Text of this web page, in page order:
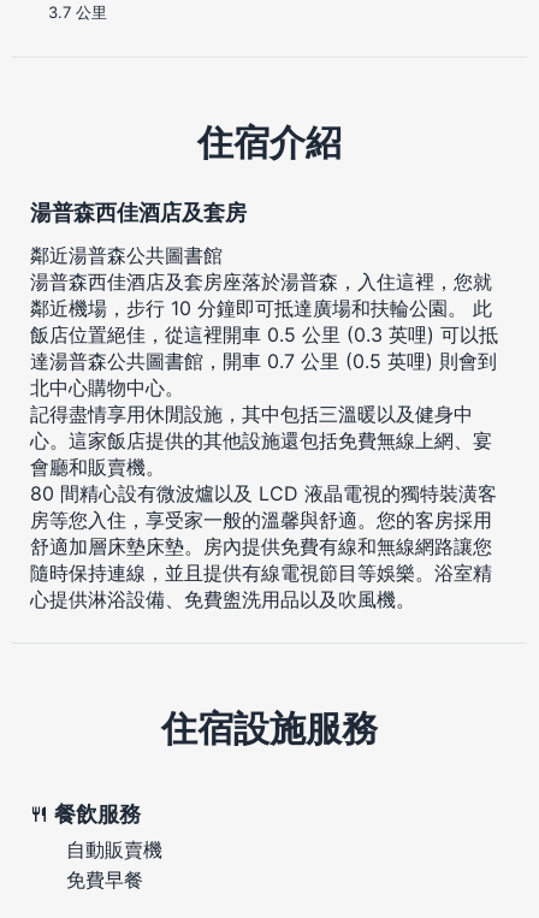
3.7 公里
住宿介紹
湯普森西佳酒店及套房
鄰近湯普森公共圖書館
湯普森西佳酒店及套房座落於湯普森，入住這裡，您就
鄰近機場，步行 10 分鐘即可抵達廣場和扶輪公園。 此
飯店位置絕佳，從這裡開車 0.5 公里 (0.3 英哩) 可以抵
達湯普森公共圖書館，開車 0.7 公里 (0.5 英哩) 則會到
北中心購物中心。
記得盡情享用休閒設施，其中包括三溫暖以及健身中
心。這家飯店提供的其他設施還包括免費無線上網、宴
會廳和販賣機。
80 間精心設有微波爐以及 LCD 液晶電視的獨特裝潢客
房等您入住，享受家一般的溫馨與舒適。您的客房採用
舒適加層床墊床墊。房內提供免費有線和無線網路讓您
隨時保持連線，並且提供有線電視節目等娛樂。浴室精
心提供淋浴設備、免費盥洗用品以及吹風機。
住宿設施服務
餐飲服務
自動販賣機
免費早餐